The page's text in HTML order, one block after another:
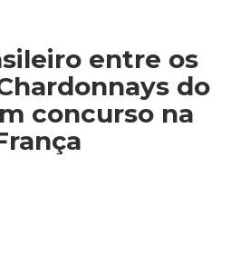
entre os
do
concurso na